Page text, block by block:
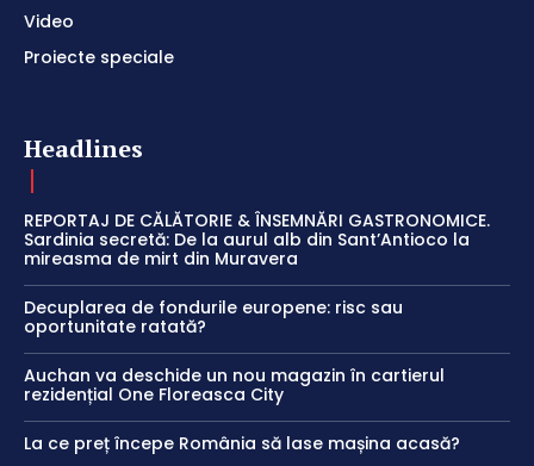
Video
Proiecte speciale
Headlines
REPORTAJ DE CĂLĂTORIE & ÎNSEMNĂRI GASTRONOMICE.
Sardinia secretă: De la aurul alb din Sant’Antioco la
mireasma de mirt din Muravera
Decuplarea de fondurile europene: risc sau
oportunitate ratată?
Auchan va deschide un nou magazin în cartierul
rezidențial One Floreasca City
La ce preț începe România să lase mașina acasă?